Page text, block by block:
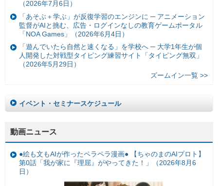
（2026年7月6日）
「あそぶ＋学ぶ」が反復学習のエンジンに ─ アニメーション
監督がAIと挑む、広告・ログインなしの教育ゲームポータル
「NOA Games」（2026年6月4日）
「遊んでいたら自然と速くなる」を学校へ ─ 大学1年生が個
人開発した対戦型タイピング練習サイト「タイピング無双」
（2026年5月29日）
ズームイン一覧 >>
イベント・セミナースケジュール
動画ニュース
●絵も文もAIが作ったペラペラ漫画● 【ちゃのまのAIプロト】
第0話「我が家に『理屈』がやってきた！」（2026年8月6
日）